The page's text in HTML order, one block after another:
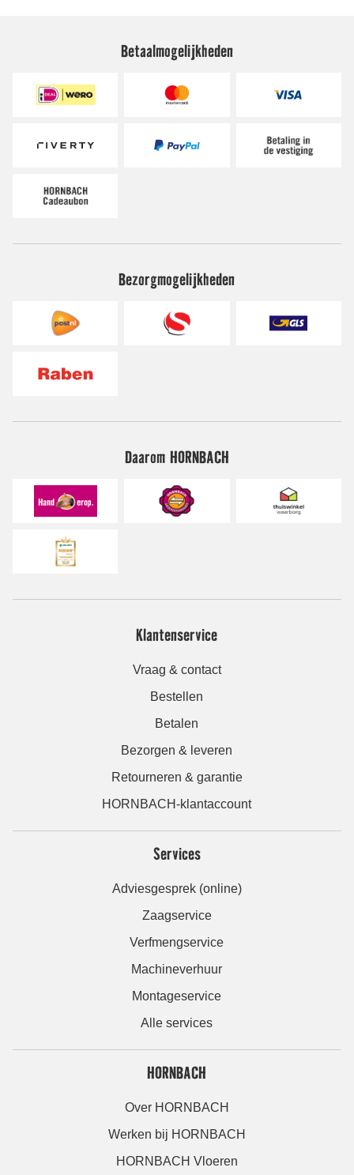
Betaalmogelijkheden
Bezorgmogelijkheden
Daarom HORNBACH
Klantenservice
Vraag & contact
Bestellen
Betalen
Bezorgen & leveren
Retourneren & garantie
HORNBACH-klantaccount
Services
Adviesgesprek (online)
Zaagservice
Verfmengservice
Machineverhuur
Montageservice
Alle services
HORNBACH
Over HORNBACH
Werken bij HORNBACH
HORNBACH Vloeren